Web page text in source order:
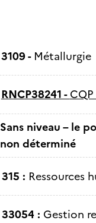
3109 - Métallurgie
RNCP38241 -
Sans niveau – le
non déterminé
315 : Ressources
33054 : Gestion